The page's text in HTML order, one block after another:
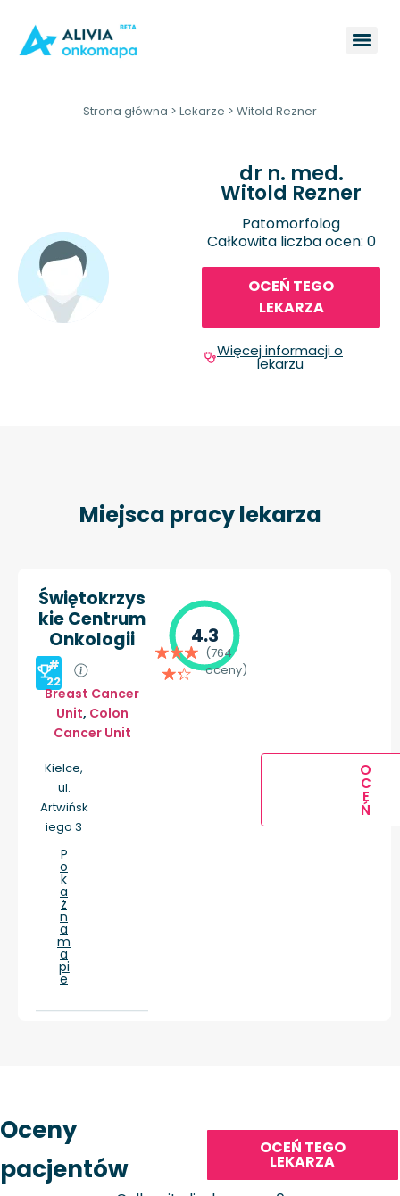
Strona główna > Lekarze > Witold Rezner
dr n. med.
Witold Rezner
Patomorfolog
Całkowita liczba ocen: 0
OCEŃ TEGO
LEKARZA
Więcej informacji o
lekarzu
Miejsca pracy lekarza
Świętokrzys
kie Centrum
Onkologii
#
22
Breast Cancer
Unit, Colon
Cancer Unit
Kielce,
ul.
Artwińsk
iego 3
P
o
k
a
ż
n
a
m
a
pi
e
4.3
(764
oceny)
O
C
E
Ń
Oceny
pacjentów
OCEŃ TEGO
LEKARZA